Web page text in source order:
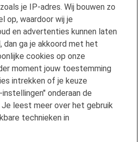
je IP-adres. Wij bouwen zo
op, waardoor wij je
en advertenties kunnen laten
dan ga je akkoord met het
cookies op onze
moment jouw toestemming
intrekken of je keuze
onderaan de
leest meer over het gebruik
technieken in